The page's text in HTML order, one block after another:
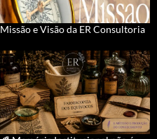
Missão e Visão da ER Consultoria